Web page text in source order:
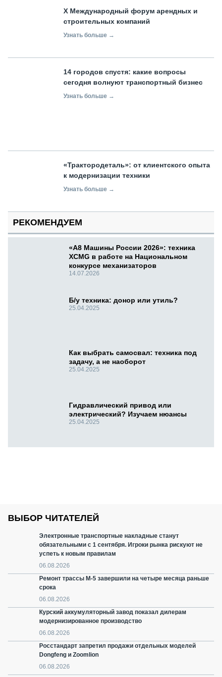
X Международный форум арендных и
строительных компаний
Узнать больше →
14 городов спустя: какие вопросы
сегодня волнуют транспортный бизнес
Узнать больше →
«Трактородеталь»: от клиентского опыта
к модернизации техники
Узнать больше →
РЕКОМЕНДУЕМ
«А8 Машины России 2026»: техника
XCMG в работе на Национальном
конкурсе механизаторов
14.07.2026
Б/у техника: донор или утиль?
25.04.2025
Как выбрать самосвал: техника под
задачу, а не наоборот
25.04.2025
Гидравлический привод или
электрический? Изучаем нюансы
25.04.2025
ВЫБОР ЧИТАТЕЛЕЙ
Электронные транспортные накладные станут
обязательными с 1 сентября. Игроки рынка рискуют не
успеть к новым правилам
06.08.2026
Ремонт трассы М-5 завершили на четыре месяца раньше
срока
06.08.2026
Курский аккумуляторный завод показал дилерам
модернизированное производство
06.08.2026
Росстандарт запретил продажи отдельных моделей
Dongfeng и Zoomlion
06.08.2026